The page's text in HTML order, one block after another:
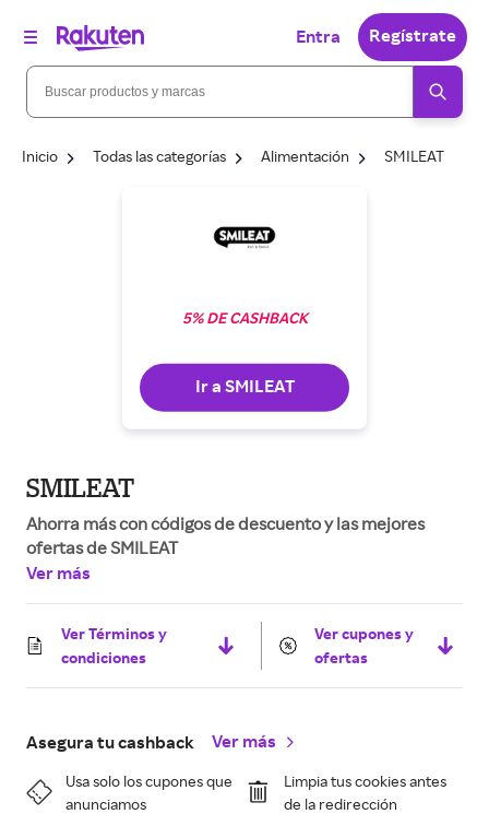
Entra Regístrate
Inicio Todas las categorías Alimentación SMILEAT
5% DE CASHBACK
Ir a SMILEAT
SMILEAT
Ahorra más con códigos de descuento y las mejores
ofertas de SMILEAT
Ver más
Ver Términos y
condiciones
Ver cupones y
ofertas
Asegura tu cashback Ver más
Usa solo los cupones que
anunciamos
Limpia tus cookies antes
de la redirección